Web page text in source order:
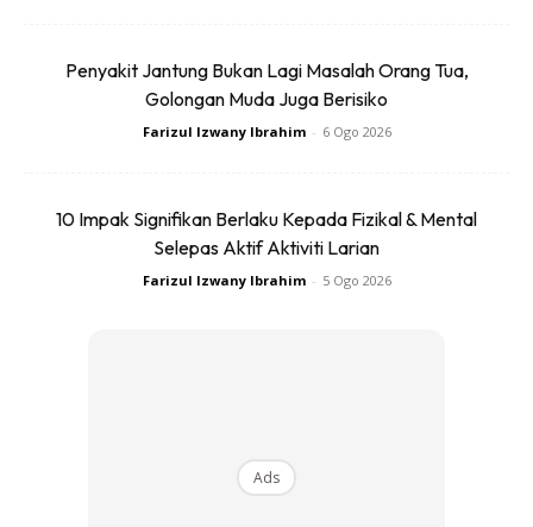
3) SELUAR BERCETAK
Kekalkan dengan seluar yang standard. Usah jadi terlalu
eksperimental dengan memakai jean bercetak jenama
dengan banyak atau lebih teruk lagi ia dijahit sulam. Ia
Penyakit Jantung Bukan Lagi Masalah Orang Tua,
Golongan Muda Juga Berisiko
Farizul Izwany Ibrahim - 6 Ogo 2026
10 Impak Signifikan Berlaku Kepada Fizikal & Mental
Selepas Aktif Aktiviti Larian
Farizul Izwany Ibrahim - 5 Ogo 2026
Ads